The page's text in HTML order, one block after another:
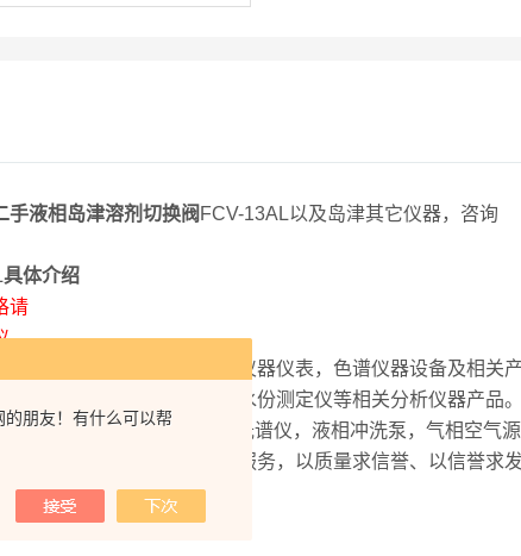
的朋友！有什么可以帮
手液相岛津溶剂切换阀 FCV-13AL以及岛津其它仪器，咨询
具体介绍
请
范围包括智能信息工程，仪器仪表，色谱仪器设备及相关
色谱仪，分析电子天平，水份测定仪等相关分析仪器产品
800型氢气发生器，光纤光谱仪，液相冲洗泵，气相空气源
户提供有竞争力的产品和服务，以质量求信誉、以信誉求